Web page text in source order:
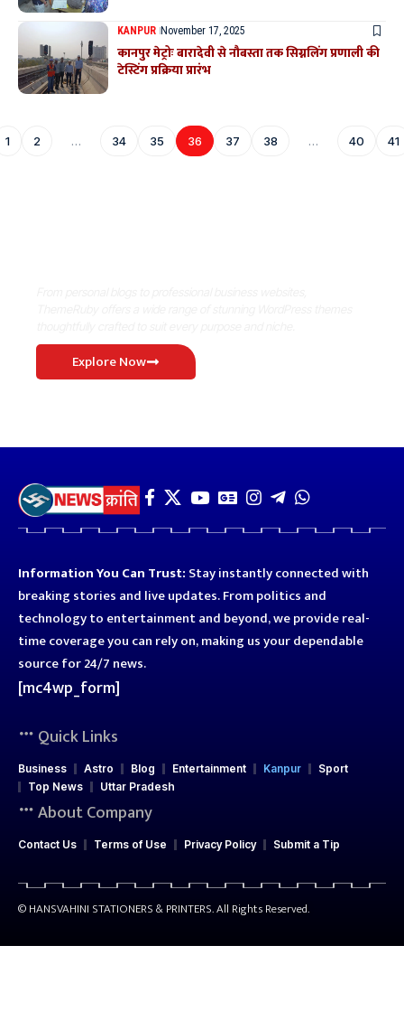
KANPUR November 17, 2025
कानपुर मेट्रोः बारादेवी से नौबस्ता तक सिग्नलिंग प्रणाली की
टेस्टिंग प्रक्रिया प्रारंभ
1 2 … 34 35 36 37 38 … 40 41
Explore Now
Information You Can Trust: Stay instantly connected with
breaking stories and live updates. From politics and
technology to entertainment and beyond, we provide real-
time coverage you can rely on, making us your dependable
source for 24/7 news.
[mc4wp_form]
Quick Links
Business Astro Blog Entertainment Kanpur
Sport
Top News
Uttar Pradesh
About Company
Contact Us Terms of Use Privacy Policy Submit a Tip
© HANSVAHINI STATIONERS & PRINTERS. All Rights Reserved.